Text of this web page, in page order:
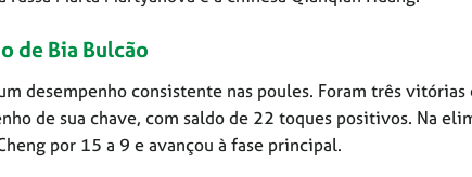
de Bia Bulcão
desempenho consistente nas poules. Foram três
de sua chave, com saldo de 22 toques positivos. Na
por 15 a 9 e avançou à fase principal.